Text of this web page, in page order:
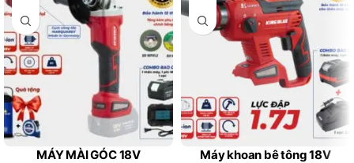
MÁY MÀI GÓC 18V
Máy khoan bê tông 18V